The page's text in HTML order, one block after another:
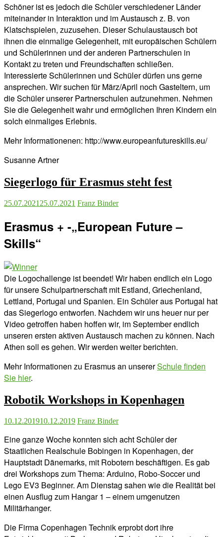
Schöner ist es jedoch die Schüler verschiedener Länder
miteinander in Interaktion und im Austausch z. B. von
Klatschspielen, zuzusehen. Dieser Schulaustausch bot
ihnen die einmalige Gelegenheit, mit europäischen Schülern
und Schülerinnen und der anderen Partnerschulen in
Kontakt zu treten und Freundschaften schließen.
Interessierte Schülerinnen und Schüler dürfen uns gerne
ansprechen. Wir suchen für März/April noch Gasteltern, um
die Schüler unserer Partnerschulen aufzunehmen. Nehmen
Sie die Gelegenheit wahr und ermöglichen Ihren Kindern ein
solch einmaliges Erlebnis.
Mehr Informationenen: http://www.europeanfutureskills.eu/
Susanne Artner
Siegerlogo für Erasmus steht fest
25.07.2021 25.07.2021 Franz Binder
Erasmus + -„European Future –
Skills“
Die Logochallenge ist beendet! Wir haben endlich ein Logo
für unsere Schulpartnerschaft mit Estland, Griechenland,
Lettland, Portugal und Spanien. Ein Schüler aus Portugal hat
das Siegerlogo entworfen. Nachdem wir uns heuer nur per
Video getroffen haben hoffen wir, im September endlich
unseren ersten aktiven Austausch machen zu können. Nach
Athen soll es gehen. Wir werden weiter berichten.
Mehr Informationen zu Erasmus an unsererSchule finden
Sie hier.
Robotik Workshops in Kopenhagen
10.12.201910.12.2019 Franz Binder
Eine ganze Woche konnten sich acht Schüler der
Staatlichen Realschule Bobingen in Kopenhagen, der
Hauptstadt Dänemarks, mit Robotern beschäftigen. Es gab
drei Workshops zum Thema: Arduino, Robo-Soccer und
Lego EV3 Beginner. Am Dienstag sahen wie die Realität bei
einen Ausflug zum Hangar 1 – einem umgenutzen
Militärhanger.
Die Firma Copenhagen Technik erprobt dort ihre